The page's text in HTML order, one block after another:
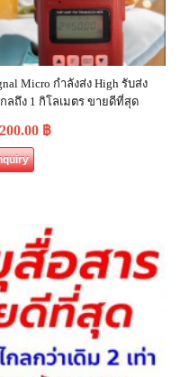
Micro กำลังส่ง High รับส่ง
ลถึง 1 กิโลเมตร ขายดีที่สุด
฿